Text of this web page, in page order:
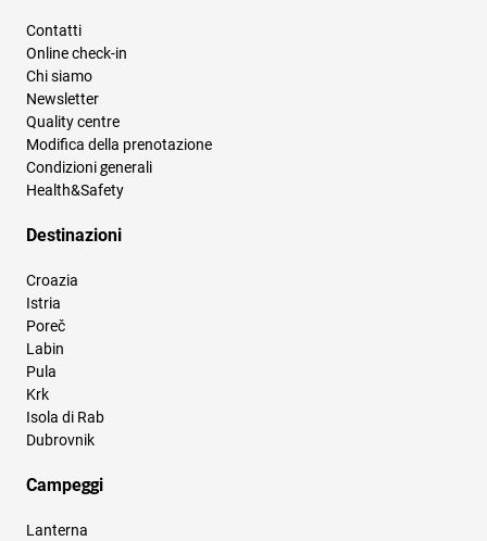
Contatti
Online check-in
Chi siamo
Newsletter
Quality centre
Modifica della prenotazione
Condizioni generali
Health&Safety
Destinazioni
Croazia
Istria
Poreč
Labin
Pula
Krk
Isola di Rab
Dubrovnik
Campeggi
Lanterna